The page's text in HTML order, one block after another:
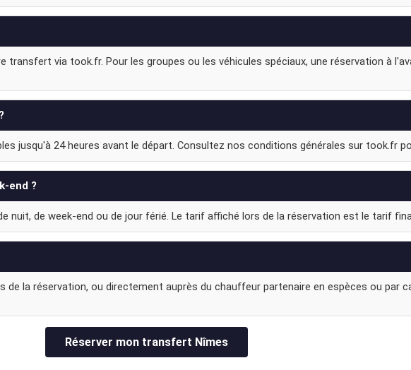
transfert via took.fr. Pour les groupes ou les véhicules spéciaux, une réservation à
jusqu'à 24 heures avant le départ. Consultez nos conditions générales sur took.fr
end ?
nuit, de week-end ou de jour férié. Le tarif affiché lors de la réservation est le tarif
de la réservation, ou directement auprès du chauffeur partenaire en espèces ou par
Réserver mon transfert Nîmes